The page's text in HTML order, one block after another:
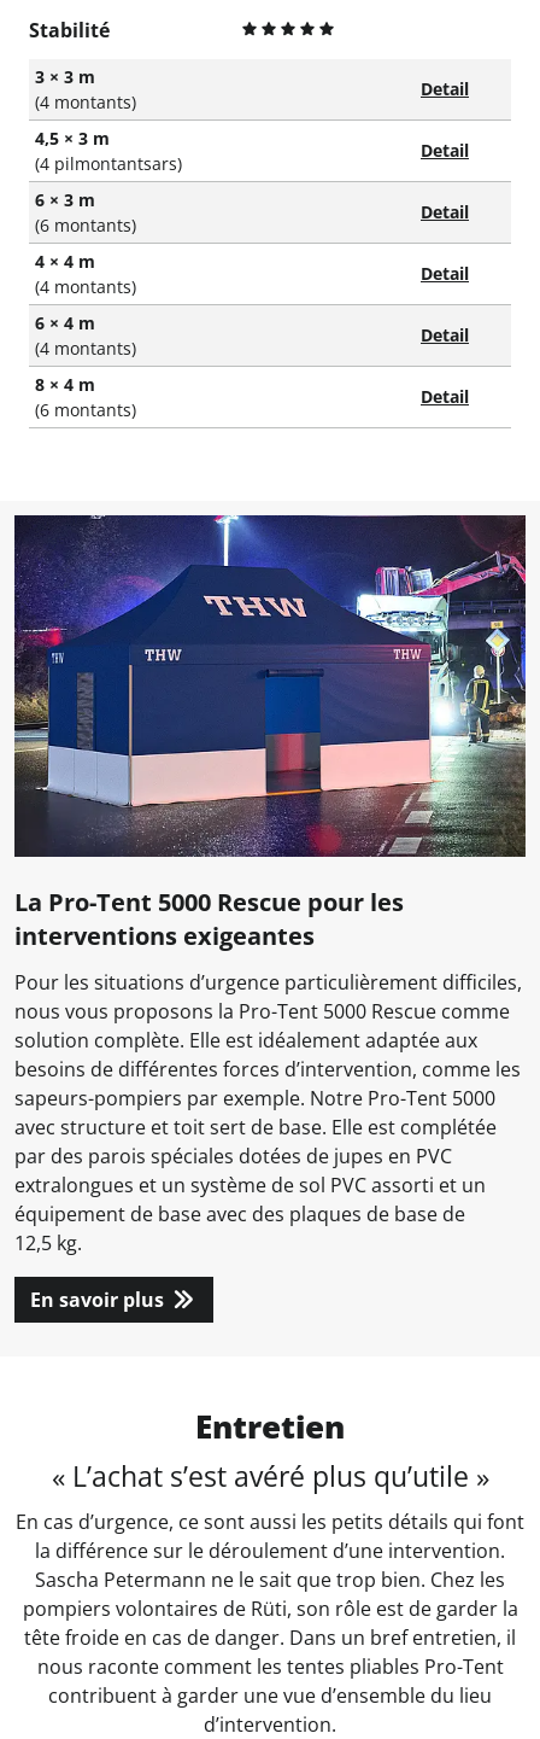
Stabilité
3 × 3 m
(4 montants)
Detail
4,5 × 3 m
(4 pilmontantsars)
Detail
6 × 3 m
(6 montants)
Detail
4 × 4 m
(4 montants)
Detail
6 × 4 m
(4 montants)
Detail
8 × 4 m
(6 montants)
Detail
La Pro-Tent 5000 Rescue pour les
interventions exigeantes
Pour les situations d’urgence particulièrement difficiles,
nous vous proposons la Pro-Tent 5000 Rescue comme
solution complète. Elle est idéalement adaptée aux
besoins de différentes forces d’intervention, comme les
sapeurs-pompiers par exemple. Notre Pro-Tent 5000
avec structure et toit sert de base. Elle est complétée
par des parois spéciales dotées de jupes en PVC
extralongues et un système de sol PVC assorti et un
équipement de base avec des plaques de base de
12,5 kg.
En savoir plus
Entretien
« L’achat s’est avéré plus qu’utile »
En cas d’urgence, ce sont aussi les petits détails qui font
la différence sur le déroulement d’une intervention.
Sascha Petermann ne le sait que trop bien. Chez les
pompiers volontaires de Rüti, son rôle est de garder la
tête froide en cas de danger. Dans un bref entretien, il
nous raconte comment les tentes pliables Pro-Tent
contribuent à garder une vue d’ensemble du lieu
d’intervention.